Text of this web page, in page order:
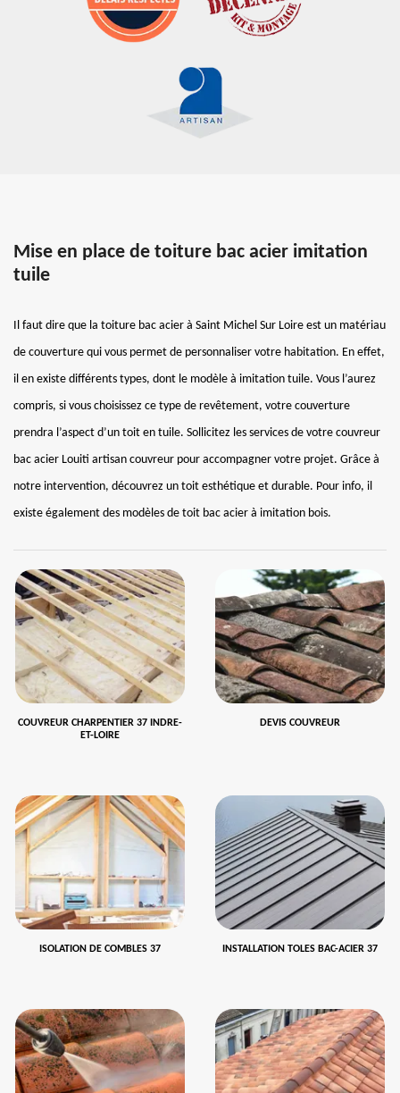
Mise en place de toiture bac acier imitation
tuile
Il faut dire que la toiture bac acier à Saint Michel Sur Loire est un matériau
de couverture qui vous permet de personnaliser votre habitation. En effet,
il en existe différents types, dont le modèle à imitation tuile. Vous l’aurez
compris, si vous choisissez ce type de revêtement, votre couverture
prendra l’aspect d’un toit en tuile. Sollicitez les services de votre couvreur
bac acier Louiti artisan couvreur pour accompagner votre projet. Grâce à
notre intervention, découvrez un toit esthétique et durable. Pour info, il
existe également des modèles de toit bac acier à imitation bois.
COUVREUR CHARPENTIER 37 INDRE-
ET-LOIRE
DEVIS COUVREUR
ISOLATION DE COMBLES 37 INSTALLATION TOLES BAC-ACIER 37